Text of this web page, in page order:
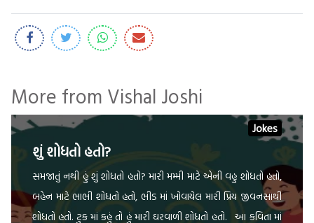
More from Vishal Joshi
Jokes
શું શોધતો હતો?
સમજાતું નથી હું શું શોધતો હતો? મારી મમ્મી માટે એની વહુ શોધતો હતો,
બહેન માટે ભાભી શોધતો હતો, ભીડ માં ખોવાયેલ મારી પ્રિય જીવનસાથી
શોધતો હતો. ટુક માં કહું તો હું મારી ઘરવાળી શોધતો હતો. આ કવિતા માં